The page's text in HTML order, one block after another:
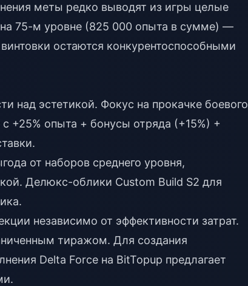
меты редко выводят из игры целые
75-м уровне (825 000 опыта в сумме) —
остаются конкурентоспособными
над эстетикой. Фокус на прокачке боевого
+25% опыта + бонусы отряда (+15%) +
от наборов среднего уровня,
Делюкс-облики Custom Build S2 для
независимо от эффективности затрат.
тиражом. Для создания
Delta Force на BitTopup предлагает